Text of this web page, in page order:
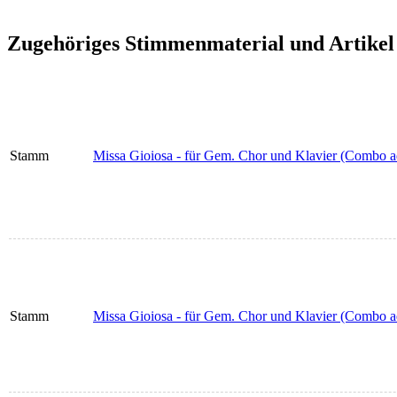
Zugehöriges Stimmenmaterial und Artikel
Stamm Missa Gioiosa - für Gem. Chor und Klavier (Combo
Stamm Missa Gioiosa - für Gem. Chor und Klavier (Combo